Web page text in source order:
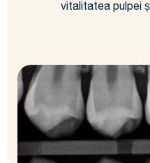
vitalitatea pulpei